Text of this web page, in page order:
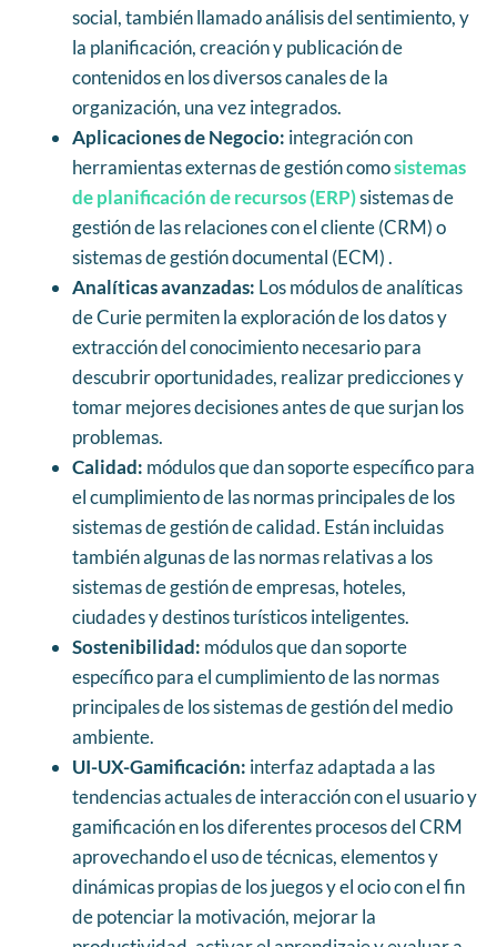
social, también llamado análisis del sentimiento, y
la planificación, creación y publicación de
contenidos en los diversos canales de la
organización, una vez integrados.
Aplicaciones de Negocio: integración con
herramientas externas de gestión comosistemas
de planificación de recursos (ERP)sistemas de
gestión de las relaciones con el cliente (CRM) o
sistemas de gestión documental (ECM) .
Analíticas avanzadas: Los módulos de analíticas
de Curie permiten la exploración de los datos y
extracción del conocimiento necesario para
descubrir oportunidades, realizar predicciones y
tomar mejores decisiones antes de que surjan los
problemas.
Calidad: módulos que dan soporte específico para
el cumplimiento de las normas principales de los
sistemas de gestión de calidad. Están incluidas
también algunas de las normas relativas a los
sistemas de gestión de empresas, hoteles,
ciudades y destinos turísticos inteligentes.
Sostenibilidad: módulos que dan soporte
específico para el cumplimiento de las normas
principales de los sistemas de gestión del medio
ambiente.
UI-UX-Gamificación: interfaz adaptada a las
tendencias actuales de interacción con el usuario y
gamificación en los diferentes procesos del CRM
aprovechando el uso de técnicas, elementos y
dinámicas propias de los juegos y el ocio con el fin
de potenciar la motivación, mejorar la